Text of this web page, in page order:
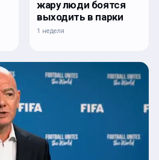
жару люди боятся
выходить в парки
1 неделя